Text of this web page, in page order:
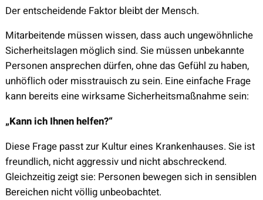
Der entscheidende Faktor bleibt der Mensch.
Mitarbeitende müssen wissen, dass auch ungewöhnliche
Sicherheitslagen möglich sind. Sie müssen unbekannte
Personen ansprechen dürfen, ohne das Gefühl zu haben,
unhöflich oder misstrauisch zu sein. Eine einfache Frage
kann bereits eine wirksame Sicherheitsmaßnahme sein:
„Kann ich Ihnen helfen?“
Diese Frage passt zur Kultur eines Krankenhauses. Sie ist
freundlich, nicht aggressiv und nicht abschreckend.
Gleichzeitig zeigt sie: Personen bewegen sich in sensiblen
Bereichen nicht völlig unbeobachtet.